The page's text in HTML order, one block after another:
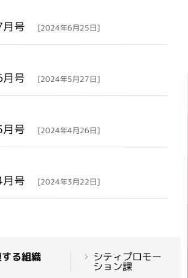
号 [2024年6月25日]
号 [2024年5月27日]
号 [2024年4月26日]
号 [2024年3月22日]
る組織 シティプロモー
ション課